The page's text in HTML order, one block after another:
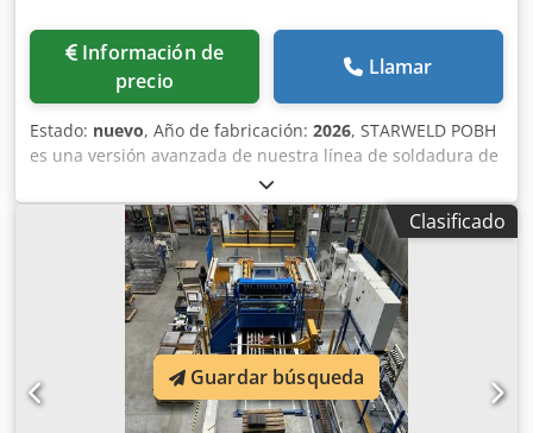
Información de
precio
Llamar
Estado: nuevo, Año de fabricación: 2026, STARWELD POBH
es una versión avanzada de nuestra línea de soldadura de
mallas de alto rendimiento, diseñada para producir vallas
3D de malla metálica de alta calidad, incluidos los diseños
de vallas tipo Eurofence y con forma de «V». Este modelo
está equipado con una unidad de curvado que permite
dar forma precisa a la malla metálica, lo que lo convierte
en una opción ideal para diversos proyectos de cercado.
Unidad de curvado: la unidad de curvado integrada
permite que STARWELD POBH dé forma a la malla metálica
en patrones de vallas tipo Eurofence o con forma de «V»
con precisión y facilidad. Esta función le permite satisfacer
Clasificado
Guardar búsqueda